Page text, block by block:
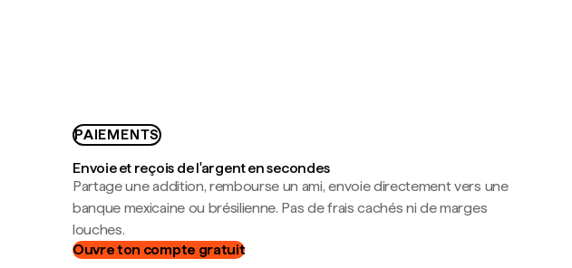
PAIEMENTS
Envoie et reçois de l'argent en secondes
Partage une addition, rembourse un ami, envoie directement vers une
banque mexicaine ou brésilienne. Pas de frais cachés ni de marges
louches.
Ouvre ton compte gratuit